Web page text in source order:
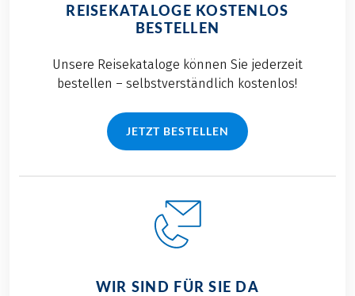
REISEKATALOGE KOSTENLOS
BESTELLEN
Unsere Reisekataloge können Sie jederzeit
bestellen – selbstverständlich kostenlos!
JETZT BESTELLEN
WIR SIND FÜR SIE DA